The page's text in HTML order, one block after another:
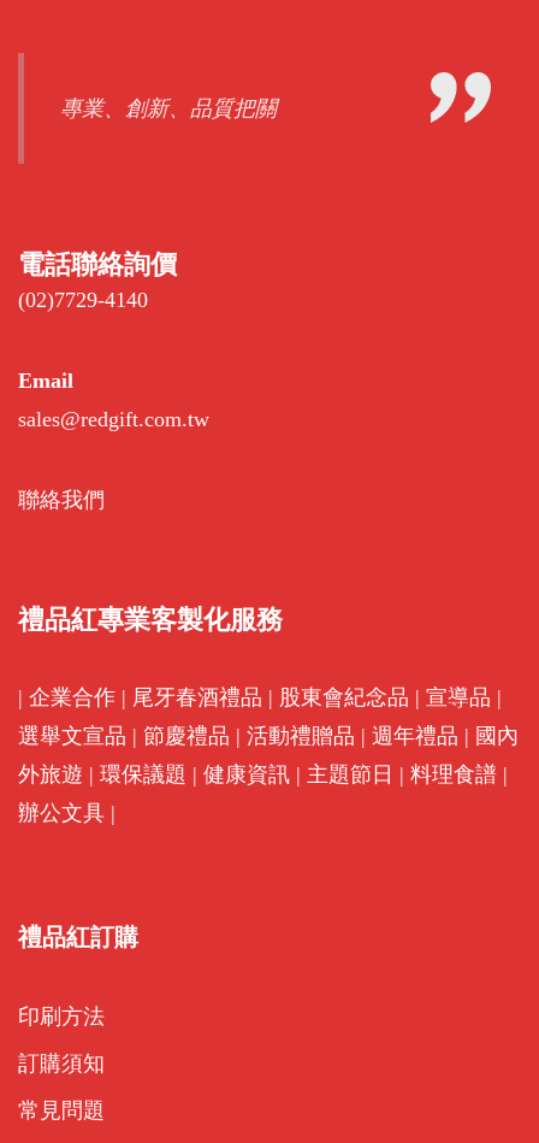
專業、創新、品質把關
電話聯絡詢價
(02)7729-4140
Email
sales@redgift.com.tw
聯絡我們
禮品紅專業客製化服務
| 企業合作 | 尾牙春酒禮品 | 股東會紀念品 | 宣導品 |
選舉文宣品 | 節慶禮品 | 活動禮贈品 | 週年禮品 | 國內
外旅遊 | 環保議題 | 健康資訊 | 主題節日 | 料理食譜 |
辦公文具 |
禮品紅訂購
印刷方法
訂購須知
常見問題